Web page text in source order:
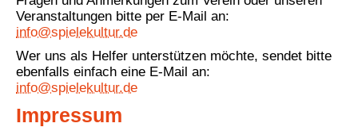
Veranstaltungen bitte per E-Mail an:
info@spielekultur.de
Wer uns als Helfer unterstützen möchte, sendet bitte
ebenfalls einfach eine E-Mail an:
info@spielekultur.de
Impressum